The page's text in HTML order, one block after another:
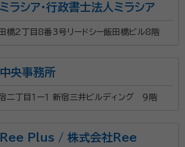
ラシア・行政書士法人ミラシア
橋2丁目8番3号リードシー飯田橋ビル8階
央事務所
二丁目１ー１ 新宿三井ビルディング ９階
Ree Plus / 株式会社Ree